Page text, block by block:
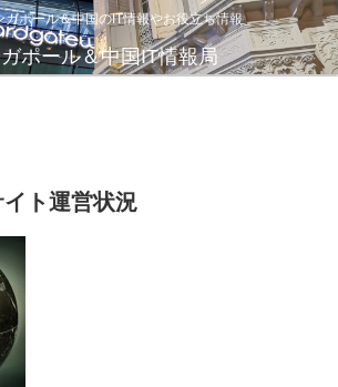
ガポール＆中国のIT情報やお役立ち情報
ポール＆中国IT情報局
ト運営状況